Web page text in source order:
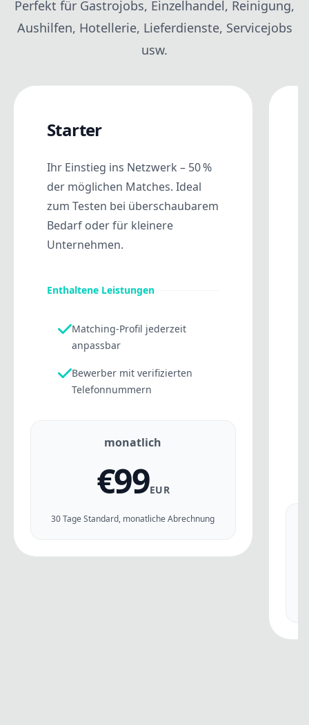
Perfekt für Gastrojobs, Einzelhandel, Reinigung,
Aushilfen, Hotellerie, Lieferdienste, Servicejobs
usw.
Starter
Ihr Einstieg ins Netzwerk – 50 %
der möglichen Matches. Ideal
zum Testen bei überschaubarem
Bedarf oder für kleinere
Unternehmen.
Enthaltene Leistungen
Matching-Profil jederzeit
anpassbar
Bewerber mit verifizierten
Telefonnummern
monatlich
€99EUR
30 Tage Standard, monatliche Abrechnung